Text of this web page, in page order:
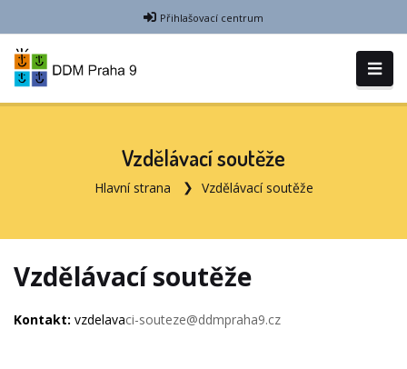
Přihlašovací centrum
Vzdělávací soutěže
Hlavní strana Vzdělávací soutěže
Vzdělávací soutěže
Kontakt: vzdelavaci-souteze@ddmpraha9.cz